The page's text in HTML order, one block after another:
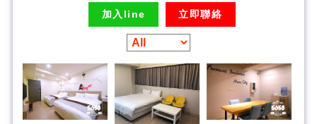
加入line 立即聯絡